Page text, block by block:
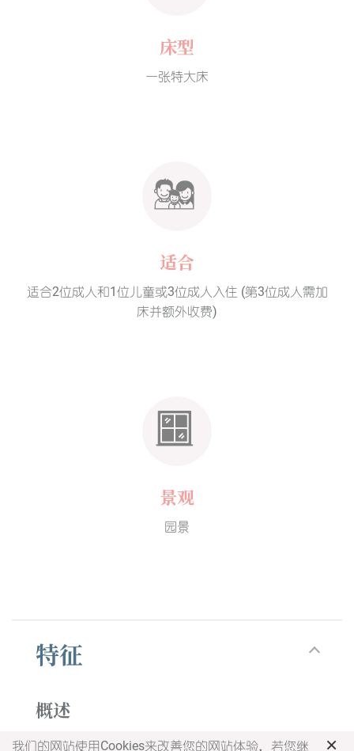
我们的网站使用Cookies来改善您的网站体验，若您继 ×
床型
一张特大床
适合
适合2位成人和1位儿童或3位成人入住 (第3位成人需加
床并额外收费)
景观
园景
特征
概述
约60平方米